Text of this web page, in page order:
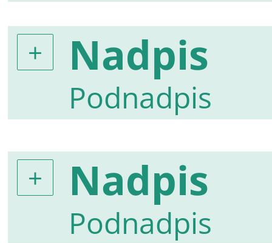
Nadpis
Podnadpis
Nadpis
Podnadpis